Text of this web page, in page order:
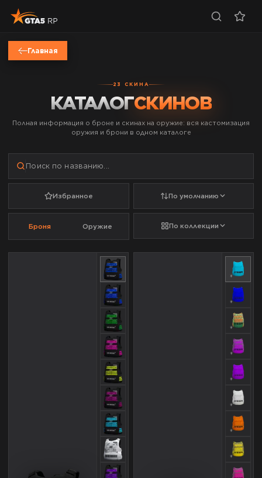
Главная
SKINS
23 СКИНА
КАТАЛОГСКИНОВ
Полная информация о броне и скинах на оружие: вся кастомизация
оружия и брони в одном каталоге
Избранное По умолчанию
Броня Оружие По коллекции